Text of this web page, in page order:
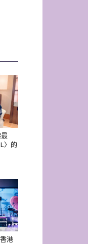
〉的
港